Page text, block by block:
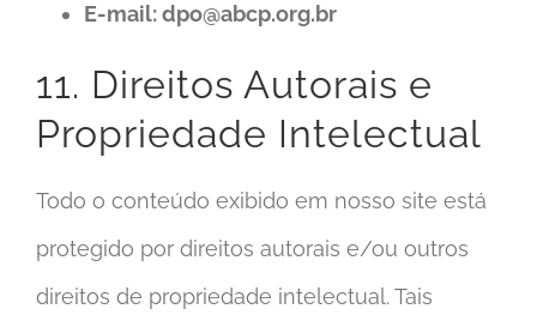
E-mail:dpo@abcp.org.br
11. Direitos Autorais e
Propriedade Intelectual
Todo o conteúdo exibido em nosso site está
protegido por direitos autorais e/ou outros
direitos de propriedade intelectual. Tais